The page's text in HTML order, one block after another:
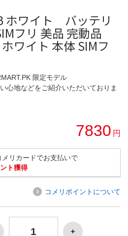
ホワイト バッテリ
フリ 美品 完動品
ワイト 本体 SIMフ
限定モデル
心地などをご紹介いただいておりま
7830 円
リカードでお支払いで
ト獲得
コメリポイントについて